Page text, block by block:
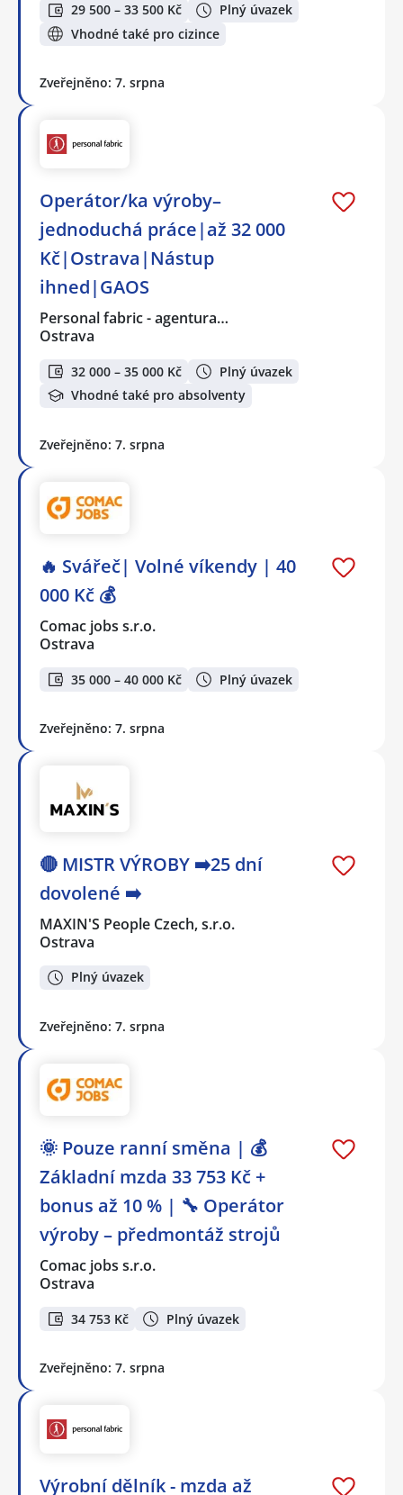
29 500 – 33 500 Kč
Plný úvazek
Vhodné také pro cizince
Zveřejněno: 7. srpna
Operátor/ka výroby–
jednoduchá práce|až 32 000
Kč|Ostrava|Nástup
ihned|GAOS
Personal fabric - agentura…
Ostrava
32 000 – 35 000 Kč
Plný úvazek
Vhodné také pro absolventy
Zveřejněno: 7. srpna
🔥 Svářeč| Volné víkendy | 40
000 Kč 💰
Comac jobs s.r.o.
Ostrava
35 000 – 40 000 Kč Plný úvazek
Zveřejněno: 7. srpna
🔴 MISTR VÝROBY ➡️25 dní
dovolené ➡️
MAXIN'S People Czech, s.r.o.
Ostrava
Plný úvazek
Zveřejněno: 7. srpna
🌞 Pouze ranní směna | 💰
Základní mzda 33 753 Kč +
bonus až 10 % | 🔧 Operátor
výroby – předmontáž strojů
Comac jobs s.r.o.
Ostrava
34 753 Kč Plný úvazek
Zveřejněno: 7. srpna
Výrobní dělník - mzda až